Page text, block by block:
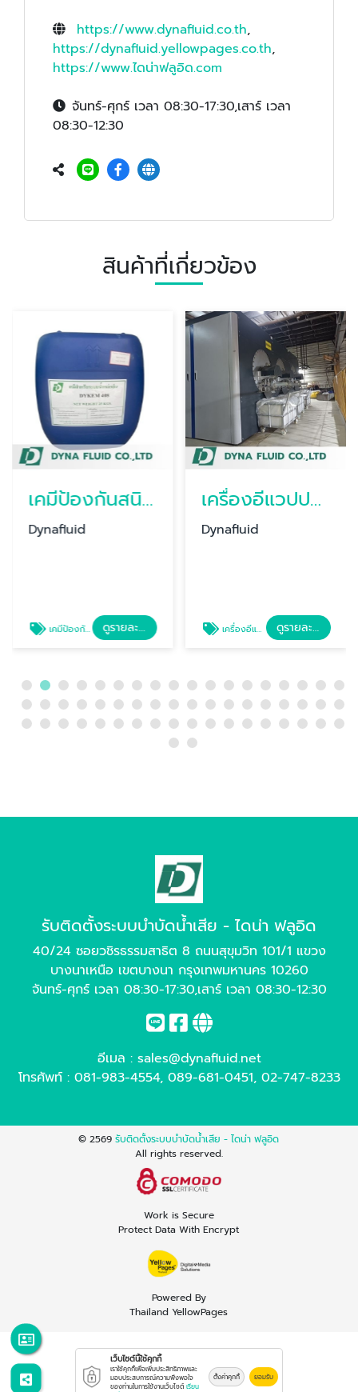
https://www.dynafluid.co.th,
https://dynafluid.yellowpages.co.th,
https://www.ไดน่าฟลูอิด.com
จันทร์-ศุกร์ เวลา 08:30-17:30,เสาร์ เวลา
08:30-12:30
สินค้าที่เกี่ยวข้อง
เคมีป้องกันสนิมในระบบหล่อเย็น, หม้อไอน้ำ , ชิลเลอร์
Dynafluid
เคมีป้องกันสนิมในระบบหล่อเย็น ดูรายละเอียด
เครื่องอีแวปปอเรเตอร์ (EVAPORATOR) สำหรับบำบัดน้ำเสีย
Dynafluid
เครื่องอีแวปปอเรเตอร์ (EVAPORATOR) สำหรับบำบัดน้ำเสีย ดูรายละเอียด
รับติดตั้งระบบบำบัดน้ำเสีย - ไดน่า ฟลูอิด
40/24 ซอยวชิรธรรมสาธิต 8 ถนนสุขุมวิท 101/1 แขวง
บางนาเหนือ เขตบางนา กรุงเทพมหานคร 10260
จันทร์-ศุกร์ เวลา 08:30-17:30,เสาร์ เวลา 08:30-12:30
อีเมล : sales@dynafluid.net
โทรศัพท์ : 081-983-4554, 089-681-0451, 02-747-8233
© 2569รับติดตั้งระบบบำบัดน้ำเสีย - ไดน่า ฟลูอิด
All rights reserved.
Work is Secure
Protect Data With Encrypt
Powered By
Thailand YellowPages
เว็บไซต์นี้ใช้คุกกี้
เราใช้คุกกี้เพื่อเพิ่มประสิทธิภาพและ
มอบประสบการณ์ความพึงพอใจ
ของท่านในการใช้งานเว็บไซต์ เรียน
ตั้งค่าคุกกี้ ยอมรับ